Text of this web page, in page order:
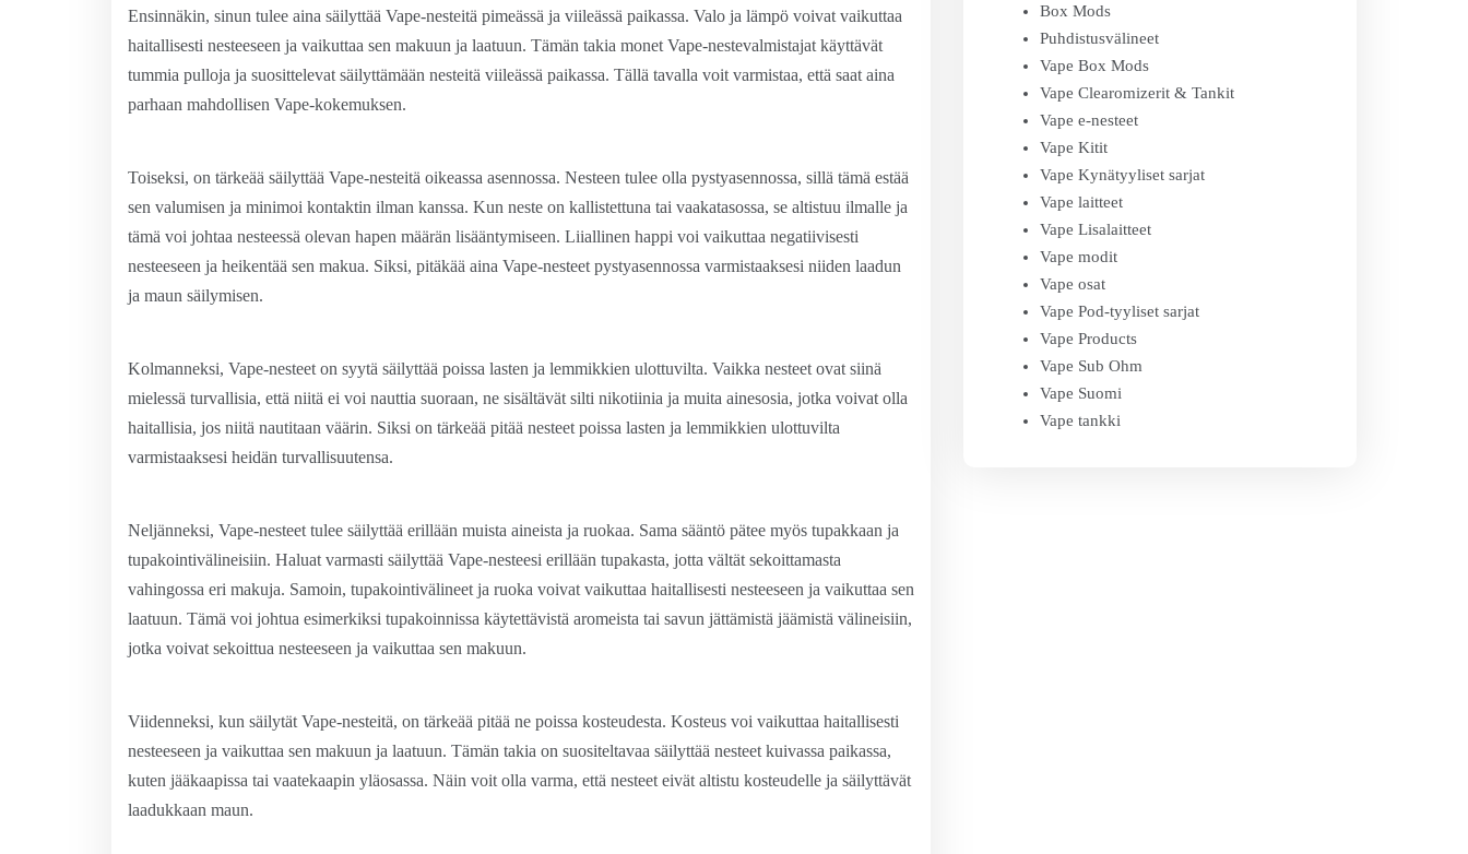
Ensinnäkin, sinun tulee aina säilyttää Vape-nesteitä pimeässä ja viileässä paikassa. Valo ja lämpö voivat vaikuttaa
haitallisesti nesteeseen ja vaikuttaa sen makuun ja laatuun. Tämän takia monet Vape-nestevalmistajat käyttävät
tummia pulloja ja suosittelevat säilyttämään nesteitä viileässä paikassa. Tällä tavalla voit varmistaa, että saat aina
parhaan mahdollisen Vape-kokemuksen.
Toiseksi, on tärkeää säilyttää Vape-nesteitä oikeassa asennossa. Nesteen tulee olla pystyasennossa, sillä tämä estää
sen valumisen ja minimoi kontaktin ilman kanssa. Kun neste on kallistettuna tai vaakatasossa, se altistuu ilmalle ja
tämä voi johtaa nesteessä olevan hapen määrän lisääntymiseen. Liiallinen happi voi vaikuttaa negatiivisesti
nesteeseen ja heikentää sen makua. Siksi, pitäkää aina Vape-nesteet pystyasennossa varmistaaksesi niiden laadun
ja maun säilymisen.
Kolmanneksi, Vape-nesteet on syytä säilyttää poissa lasten ja lemmikkien ulottuvilta. Vaikka nesteet ovat siinä
mielessä turvallisia, että niitä ei voi nauttia suoraan, ne sisältävät silti nikotiinia ja muita ainesosia, jotka voivat olla
haitallisia, jos niitä nautitaan väärin. Siksi on tärkeää pitää nesteet poissa lasten ja lemmikkien ulottuvilta
varmistaaksesi heidän turvallisuutensa.
Neljänneksi, Vape-nesteet tulee säilyttää erillään muista aineista ja ruokaa. Sama sääntö pätee myös tupakkaan ja
tupakointivälineisiin. Haluat varmasti säilyttää Vape-nesteesi erillään tupakasta, jotta vältät sekoittamasta
vahingossa eri makuja. Samoin, tupakointivälineet ja ruoka voivat vaikuttaa haitallisesti nesteeseen ja vaikuttaa sen
laatuun. Tämä voi johtua esimerkiksi tupakoinnissa käytettävistä aromeista tai savun jättämistä jäämistä välineisiin,
jotka voivat sekoittua nesteeseen ja vaikuttaa sen makuun.
Viidenneksi, kun säilytät Vape-nesteitä, on tärkeää pitää ne poissa kosteudesta. Kosteus voi vaikuttaa haitallisesti
nesteeseen ja vaikuttaa sen makuun ja laatuun. Tämän takia on suositeltavaa säilyttää nesteet kuivassa paikassa,
kuten jääkaapissa tai vaatekaapin yläosassa. Näin voit olla varma, että nesteet eivät altistu kosteudelle ja säilyttävät
laadukkaan maun.
Box Mods
Puhdistusvälineet
Vape Box Mods
Vape Clearomizerit & Tankit
Vape e-nesteet
Vape Kitit
Vape Kynätyyliset sarjat
Vape laitteet
Vape Lisalaitteet
Vape modit
Vape osat
Vape Pod-tyyliset sarjat
Vape Products
Vape Sub Ohm
Vape Suomi
Vape tankki